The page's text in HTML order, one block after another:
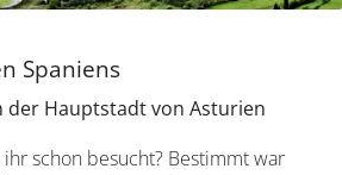
Spaniens
der Hauptstadt von Asturien
schon besucht? Bestimmt war